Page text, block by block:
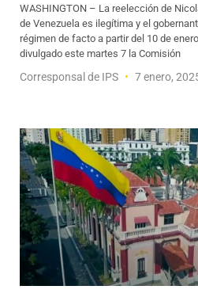
WASHINGTON – La reelección de
de Venezuela es ilegítima y el
régimen de facto a partir del 10 de
divulgado este martes 7 la Comisión
Corresponsal de IPS 7 enero,